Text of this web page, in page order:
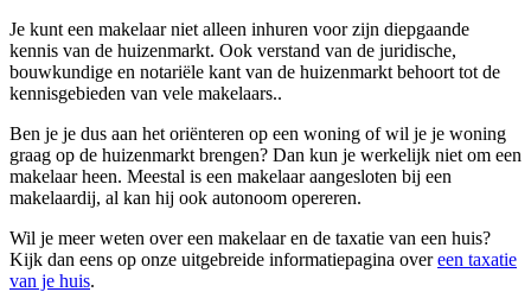
Je kunt een makelaar niet alleen inhuren voor zijn diepgaande
kennis van de huizenmarkt. Ook verstand van de juridische,
bouwkundige en notariële kant van de huizenmarkt behoort tot de
kennisgebieden van vele makelaars..
Ben je je dus aan het oriënteren op een woning of wil je je woning
graag op de huizenmarkt brengen? Dan kun je werkelijk niet om een
makelaar heen. Meestal is een makelaar aangesloten bij een
makelaardij, al kan hij ook autonoom opereren.
Wil je meer weten over een makelaar en de taxatie van een huis?
Kijk dan eens op onze uitgebreide informatiepagina overeen taxatie
van je huis.